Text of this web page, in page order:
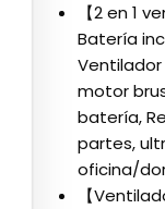
【2 en 1
Batería
motor
batería,
partes,
oficina/
【